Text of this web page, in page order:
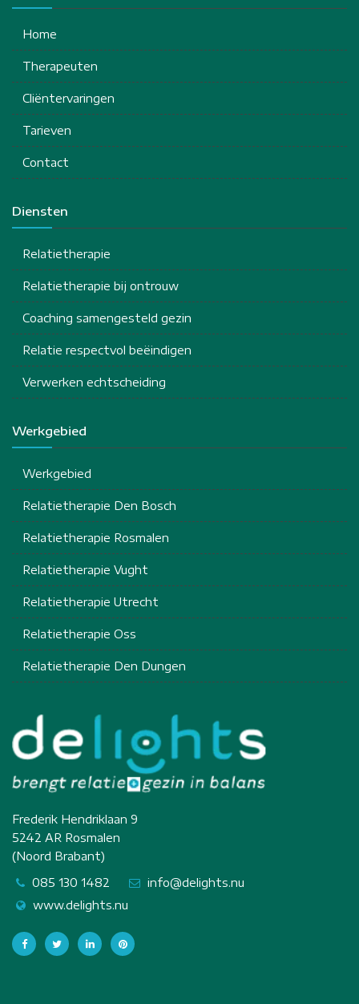
Home
Therapeuten
Cliëntervaringen
Tarieven
Contact
Diensten
Relatietherapie
Relatietherapie bij ontrouw
Coaching samengesteld gezin
Relatie respectvol beëindigen
Verwerken echtscheiding
Werkgebied
Werkgebied
Relatietherapie Den Bosch
Relatietherapie Rosmalen
Relatietherapie Vught
Relatietherapie Utrecht
Relatietherapie Oss
Relatietherapie Den Dungen
Frederik Hendriklaan 9
5242 AR Rosmalen
(Noord Brabant)
085 130 1482
info@delights.nu
www.delights.nu